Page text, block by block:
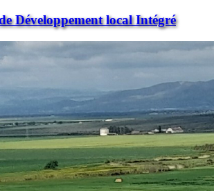
Développement local Intégré